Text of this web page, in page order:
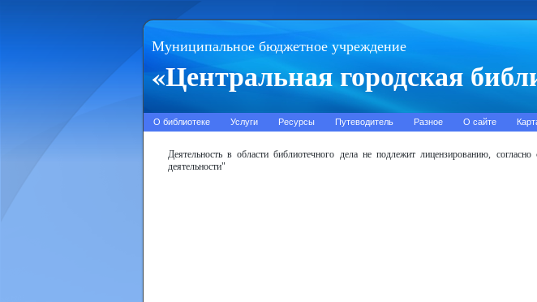
Муниципальное бюджетное учреждение
«Центральная городская
О библиотеке Услуги Ресурсы Путеводитель Разное О сайте
Деятельность в области библиотечного дела не подлежит лицензированию,
деятельности"